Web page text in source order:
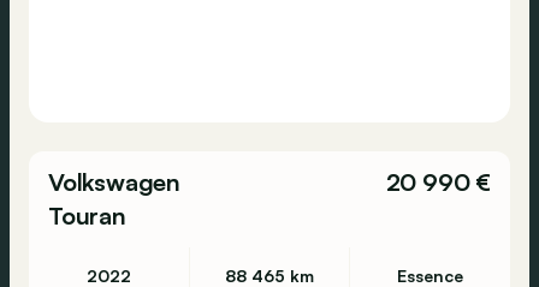
Volkswagen
Touran
20 990 €
2022 88 465 km Essence